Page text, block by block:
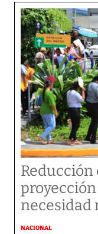
Reducción
necesidad
NACIONAL